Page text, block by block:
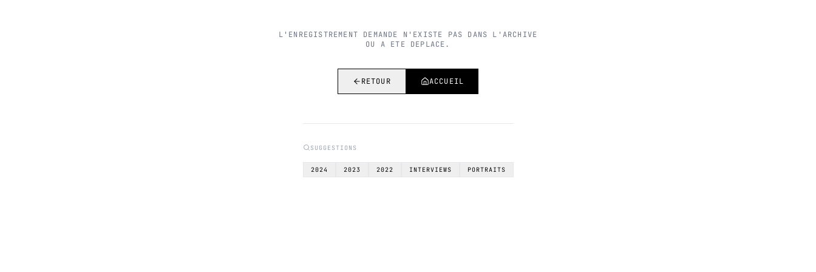
L'ENREGISTREMENT DEMANDE N'EXISTE PAS DANS L'ARCHIVE
OU A ETE DEPLACE.
RETOUR ACCUEIL
SUGGESTIONS
2024 2023 2022 INTERVIEWS PORTRAITS